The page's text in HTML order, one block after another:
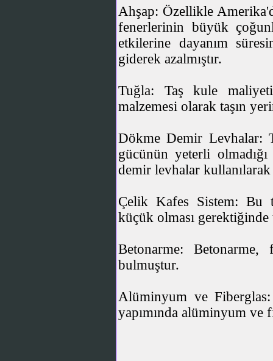
Ahşap: Özellikle
fenerlerinin büyük
etkilerine dayanım
giderek azalmıştır.
Tuğla: Taş kule
malzemesi olarak taşın
Dökme Demir Levhalar:
gücünün yeterli
demir levhalar kullanılarak
Çelik Kafes Sistem: Bu
küçük olması
Betonarme:
bulmuştur.
Alüminyum ve
yapımında alüminyum ve